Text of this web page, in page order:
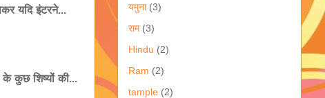
यदि इंटरने...
कुछ शिष्यों की...
यमुना (3)
राम (3)
Hindu (2)
Ram (2)
tample (2)